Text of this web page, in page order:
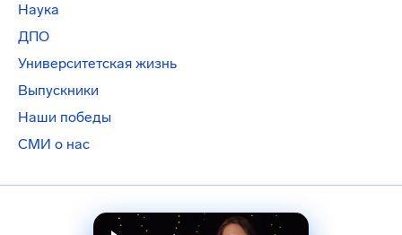
Наука
ДПО
Университетская жизнь
Выпускники
Наши победы
СМИ о нас